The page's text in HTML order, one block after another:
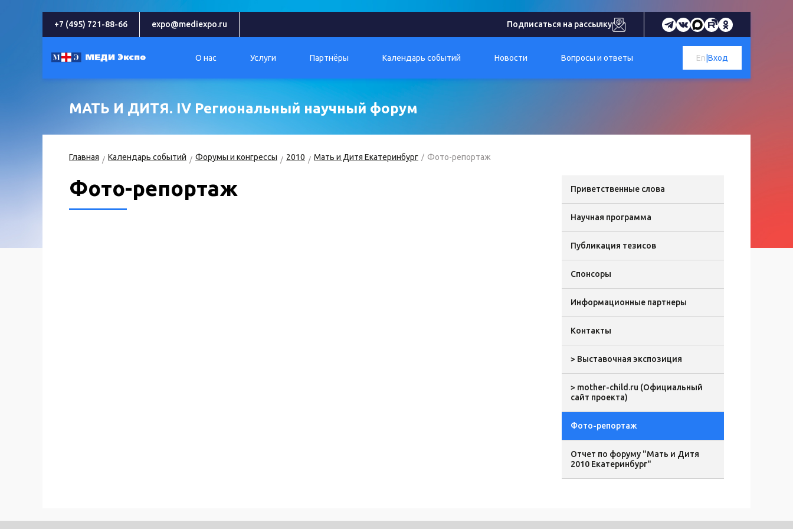
+7 (495) 721-88-66 expo@mediexpo.ru Подписаться на рассылку
О нас Услуги Партнёры Календарь событий Новости Вопросы и ответы Вход
En
МАТЬ И ДИТЯ. IV Региональный научный форум
Главная Календарь событий Форумы и конгрессы 2010 Мать и Дитя Екатеринбург Фото-репортаж
Фото-репортаж Приветственные слова
Научная программа
Публикация тезисов
Спонсоры
Информационные партнеры
Контакты
> Выставочная экспозиция
> mother-child.ru (Официальный
сайт проекта)
Фото-репортаж
Отчет по форуму "Мать и Дитя
2010 Екатеринбург"